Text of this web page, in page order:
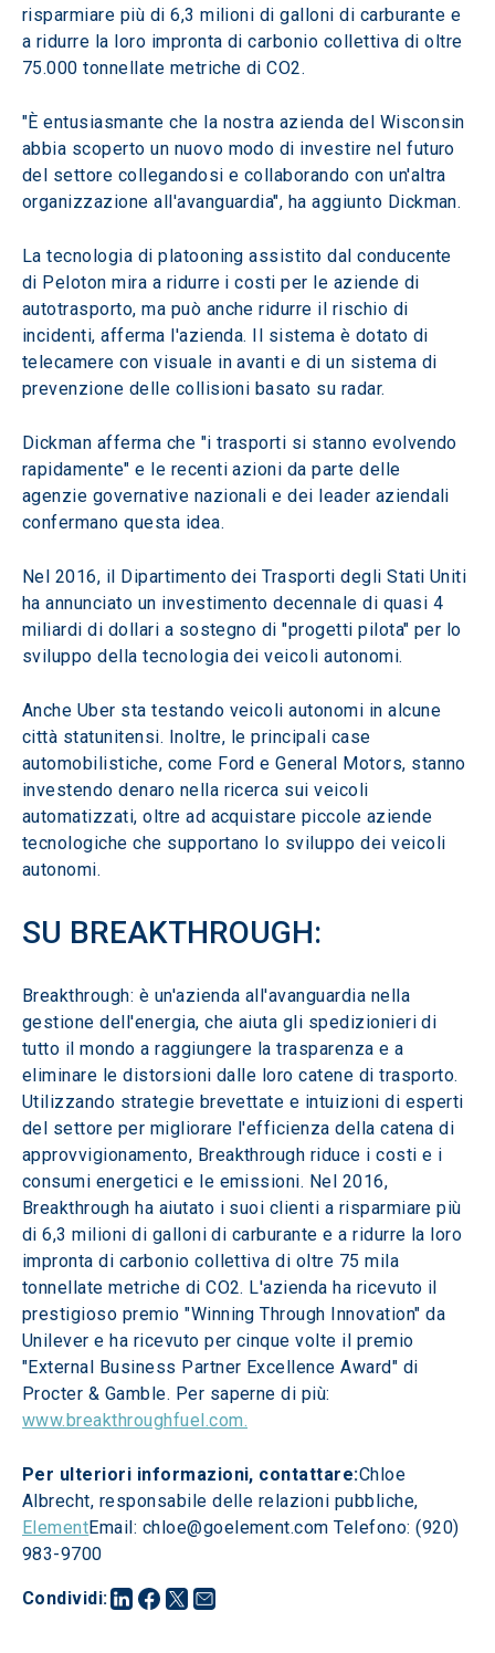
Condividi:
risparmiare più di 6,3 milioni di galloni di carburante e
a ridurre la loro impronta di carbonio collettiva di oltre
75.000 tonnellate metriche di CO2.
"È entusiasmante che la nostra azienda del Wisconsin
abbia scoperto un nuovo modo di investire nel futuro
del settore collegandosi e collaborando con un'altra
organizzazione all'avanguardia", ha aggiunto Dickman.
La tecnologia di platooning assistito dal conducente
di Peloton mira a ridurre i costi per le aziende di
autotrasporto, ma può anche ridurre il rischio di
incidenti, afferma l'azienda. Il sistema è dotato di
telecamere con visuale in avanti e di un sistema di
prevenzione delle collisioni basato su radar.
Dickman afferma che "i trasporti si stanno evolvendo
rapidamente" e le recenti azioni da parte delle
agenzie governative nazionali e dei leader aziendali
confermano questa idea.
Nel 2016, il Dipartimento dei Trasporti degli Stati Uniti
ha annunciato un investimento decennale di quasi 4
miliardi di dollari a sostegno di "progetti pilota" per lo
sviluppo della tecnologia dei veicoli autonomi.
Anche Uber sta testando veicoli autonomi in alcune
città statunitensi. Inoltre, le principali case
automobilistiche, come Ford e General Motors, stanno
investendo denaro nella ricerca sui veicoli
automatizzati, oltre ad acquistare piccole aziende
tecnologiche che supportano lo sviluppo dei veicoli
autonomi.
SU BREAKTHROUGH:
Breakthrough: è un'azienda all'avanguardia nella
gestione dell'energia, che aiuta gli spedizionieri di
tutto il mondo a raggiungere la trasparenza e a
eliminare le distorsioni dalle loro catene di trasporto.
Utilizzando strategie brevettate e intuizioni di esperti
del settore per migliorare l'efficienza della catena di
approvvigionamento, Breakthrough riduce i costi e i
consumi energetici e le emissioni. Nel 2016,
Breakthrough ha aiutato i suoi clienti a risparmiare più
di 6,3 milioni di galloni di carburante e a ridurre la loro
impronta di carbonio collettiva di oltre 75 mila
tonnellate metriche di CO2. L'azienda ha ricevuto il
prestigioso premio "Winning Through Innovation" da
Unilever e ha ricevuto per cinque volte il premio
"External Business Partner Excellence Award" di
Procter & Gamble. Per saperne di più:
www.breakthroughfuel.com.
Per ulteriori informazioni, contattare:Chloe
Albrecht, responsabile delle relazioni pubbliche,
ElementEmail: chloe@goelement.com Telefono: (920)
983-9700